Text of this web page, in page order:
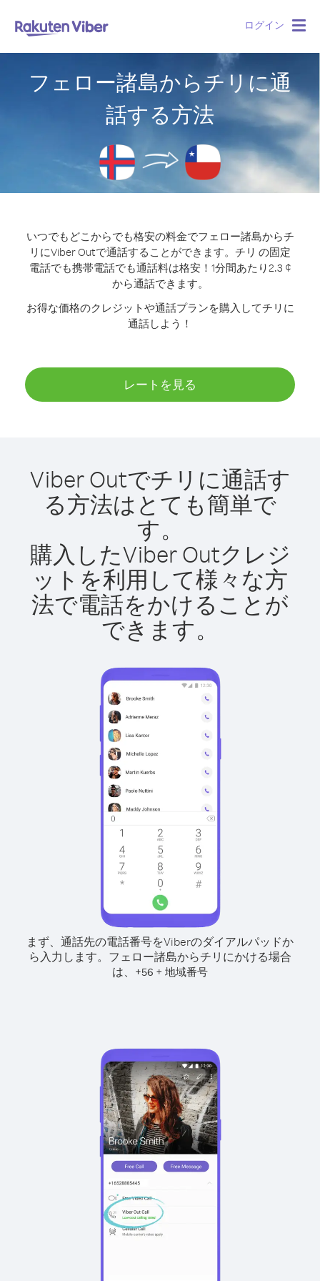
ログイン
フェロー諸島からチリに通
話する方法
いつでもどこからでも格安の料金でフェロー諸島からチ
リにViber Outで通話することができます。 チリ の固定
電話でも携帯電話でも通話料は格安！1分間あたり2.3 ¢
から通話できます。
お得な価格のクレジットや通話プランを購入してチリに
通話しよう！
レートを見る
Viber Outでチリに通話す
る方法はとても簡単で
す。
購入したViber Outクレジ
ットを利用して様々な方
法で電話をかけることが
できます。
まず、通話先の電話番号をViberのダイアルパッドか
ら入力します。 フェロー諸島からチリにかける場合
は、 +56 + 地域番号